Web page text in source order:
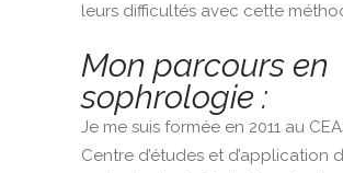
leurs difficultés avec cette
Mon parcours en
sophrologie :
Je me suis formée en 2011 au
Centre d’études et d’application